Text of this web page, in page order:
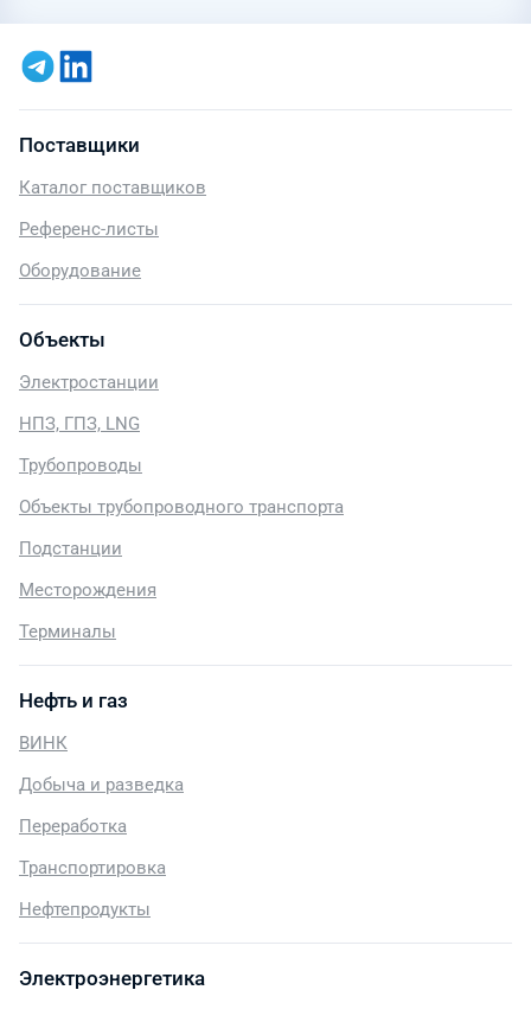
Поставщики
Каталог поставщиков
Референс-листы
Оборудование
Объекты
Электростанции
НПЗ, ГПЗ, LNG
Трубопроводы
Объекты трубопроводного транспорта
Подстанции
Месторождения
Терминалы
Нефть и газ
ВИНК
Добыча и разведка
Переработка
Транспортировка
Нефтепродукты
Электроэнергетика